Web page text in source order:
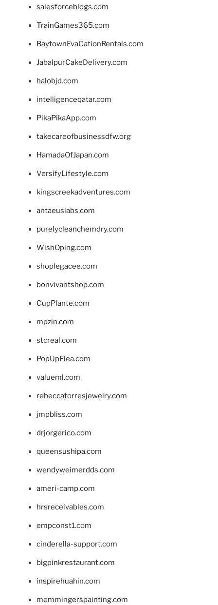
salesforceblogs.com
TrainGames365.com
BaytownEvaCationRentals.com
JabalpurCakeDelivery.com
halobjd.com
intelligenceqatar.com
PikaPikaApp.com
takecareofbusinessdfw.org
HamadaOfJapan.com
VersifyLifestyle.com
kingscreekadventures.com
antaeuslabs.com
purelycleanchemdry.com
WishOping.com
shoplegacee.com
bonvivantshop.com
CupPlante.com
mpzin.com
stcreal.com
PopUpFlea.com
valueml.com
rebeccatorresjewelry.com
jmpbliss.com
drjorgerico.com
queensushipa.com
wendyweimerdds.com
ameri-camp.com
hrsreceivables.com
empconst1.com
cinderella-support.com
bigpinkrestaurant.com
inspirehuahin.com
memmingerspainting.com